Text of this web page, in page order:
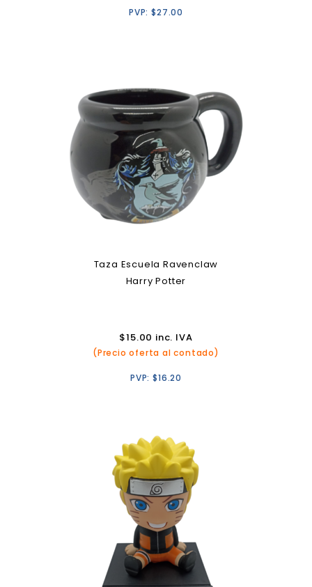
PVP:$27.00
Taza Escuela Ravenclaw
Harry Potter
$15.00 inc. IVA
(Precio oferta al contado)
PVP:$16.20